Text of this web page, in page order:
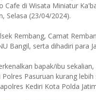
Cafe di Wisata Miniatur
Selasa (23/04/2024).
Rembang, Camat
Bangil, serta dihadiri para
bapak/ibu
Pasuruan kurang
Kediri Kota Polda